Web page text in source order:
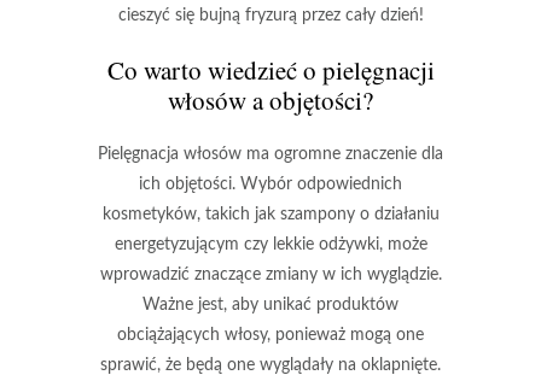
cieszyć się bujną fryzurą przez cały dzień!
Co warto wiedzieć o pielęgnacji
włosów a objętości?
Pielęgnacja włosów ma ogromne znaczenie dla
ich objętości. Wybór odpowiednich
kosmetyków, takich jak szampony o działaniu
energetyzującym czy lekkie odżywki, może
wprowadzić znaczące zmiany w ich wyglądzie.
Ważne jest, aby unikać produktów
obciążających włosy, ponieważ mogą one
sprawić, że będą one wyglądały na oklapnięte.